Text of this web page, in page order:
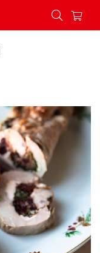
i karameliziranim